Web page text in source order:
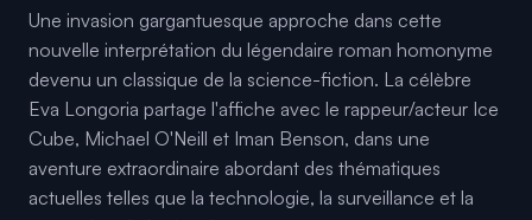
Une invasion gargantuesque approche dans cette
nouvelle interprétation du légendaire roman homonyme
devenu un classique de la science-fiction. La célèbre
Eva Longoria partage l'affiche avec le rappeur/acteur Ice
Cube, Michael O'Neill et Iman Benson, dans une
aventure extraordinaire abordant des thématiques
actuelles telles que la technologie, la surveillance et la